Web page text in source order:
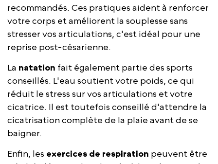
recommandés. Ces pratiques aident à renforcer
votre corps et améliorent la souplesse sans
stresser vos articulations, c'est idéal pour une
reprise post-césarienne.
La natation fait également partie des sports
conseillés. L'eau soutient votre poids, ce qui
réduit le stress sur vos articulations et votre
cicatrice. Il est toutefois conseillé d'attendre la
cicatrisation complète de la plaie avant de se
baigner.
Enfin, les exercices de respiration peuvent être